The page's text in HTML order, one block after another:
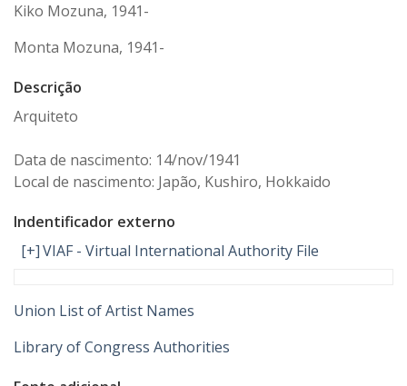
Kiko Mozuna, 1941-
Monta Mozuna, 1941-
Descrição
Arquiteto
Data de nascimento: 14/nov/1941
Local de nascimento: Japão, Kushiro, Hokkaido
Indentificador externo
[+]VIAF - Virtual International Authority File
Union List of Artist Names
Library of Congress Authorities